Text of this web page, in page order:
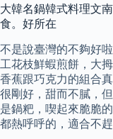
大韓名鍋韓式料理文
食。好所在
不是說臺灣的不夠好
工花枝鮮蝦煎餅，大
香蕉跟巧克力的組合
很剛好，甜而不膩，
是鍋粑，喫起來脆脆
都熱呼呼的，適合不